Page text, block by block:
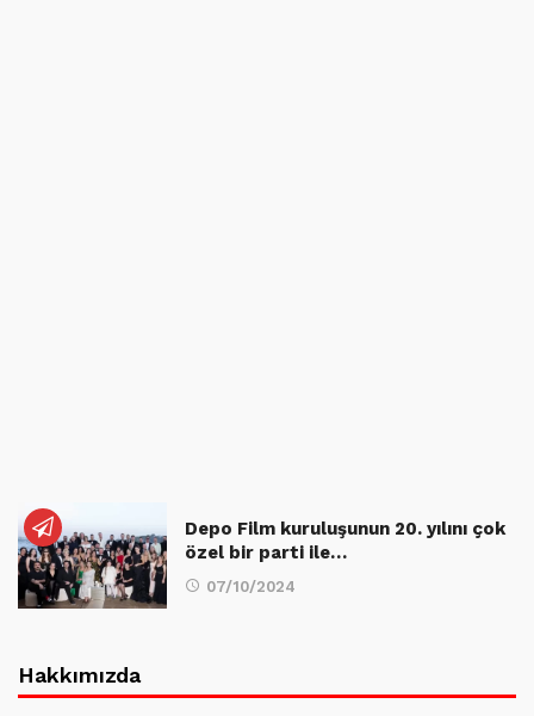
Depo Film kuruluşunun 20. yılını çok
özel bir parti ile…
07/10/2024
Hakkımızda